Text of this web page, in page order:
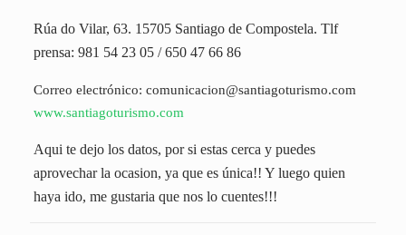
Rúa do Vilar, 63. 15705 Santiago de Compostela. Tlf
prensa: 981 54 23 05 / 650 47 66 86
Correo electrónico: comunicacion@santiagoturismo.com
www.santiagoturismo.com
Aqui te dejo los datos, por si estas cerca y puedes
aprovechar la ocasion, ya que es única!! Y luego quien
haya ido, me gustaria que nos lo cuentes!!!